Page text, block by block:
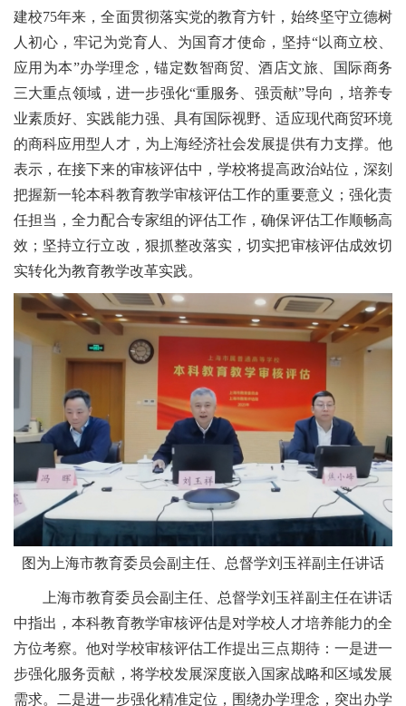
建校75年来，全面贯彻落实党的教育方针，始终坚守立德树
人初心，牢记为党育人、为国育才使命，坚持“以商立校、
应用为本”办学理念，锚定数智商贸、酒店文旅、国际商务
三大重点领域，进一步强化“重服务、强贡献”导向，培养专
业素质好、实践能力强、具有国际视野、适应现代商贸环境
的商科应用型人才，为上海经济社会发展提供有力支撑。他
表示，在接下来的审核评估中，学校将提高政治站位，深刻
把握新一轮本科教育教学审核评估工作的重要意义；强化责
任担当，全力配合专家组的评估工作，确保评估工作顺畅高
效；坚持立行立改，狠抓整改落实，切实把审核评估成效切
实转化为教育教学改革实践。
图为上海市教育委员会副主任、总督学刘玉祥副主任讲话
上海市教育委员会副主任、总督学刘玉祥副主任在讲话
中指出，本科教育教学审核评估是对学校人才培养能力的全
方位考察。他对学校审核评估工作提出三点期待：一是进一
步强化服务贡献，将学校发展深度嵌入国家战略和区域发展
需求。二是进一步强化精准定位，围绕办学理念，突出办学